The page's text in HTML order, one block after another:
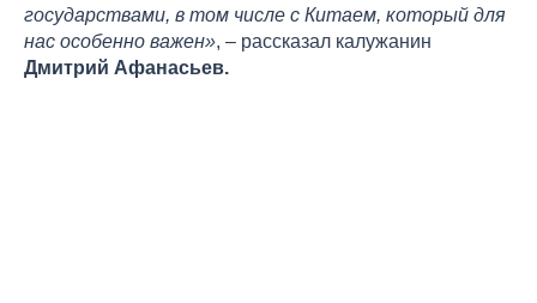
государствами, в том числе с Китаем, который для
нас особенно важен», – рассказал калужанин
Дмитрий Афанасьев.